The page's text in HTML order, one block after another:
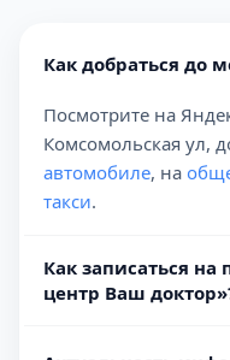
Как добраться до
Посмотрите на
Комсомольская ул,
автомобиле, на
такси.
Как записаться
центр Ваш